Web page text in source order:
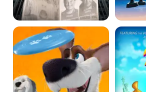
Ozzy
Don
gato
y
su
pandilla